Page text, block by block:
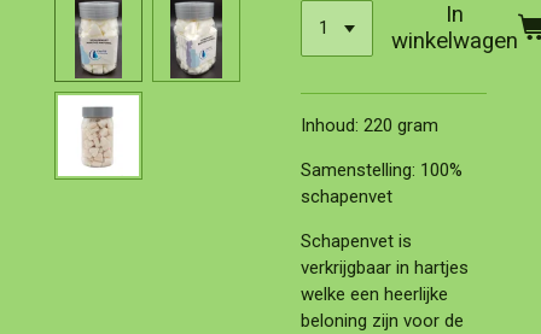
In
winkelwagen
Inhoud: 220 gram
Samenstelling: 100%
schapenvet
Schapenvet is
verkrijgbaar in hartjes
welke een heerlijke
beloning zijn voor de